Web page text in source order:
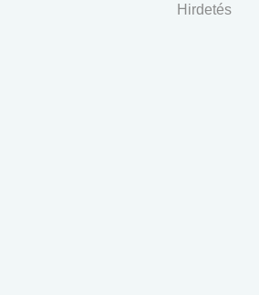
Hirdetés